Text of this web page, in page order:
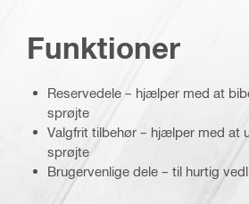
Funktioner
Reservedele – hjælper med at
sprøjte
Valgfrit tilbehør – hjælper med at
sprøjte
Brugervenlige dele – til hurtig